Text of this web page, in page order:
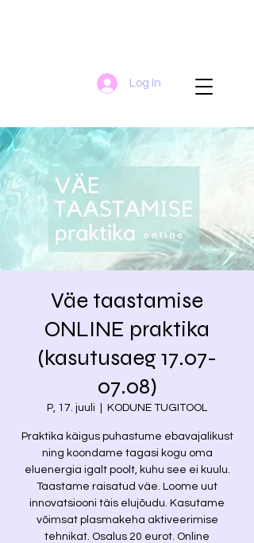
Log In
Väe taastamise
ONLINE praktika
(kasutusaeg 17.07-
07.08)
P, 17. juuli KODUNE TUGITOOL
Praktika käigus puhastume ebavajalikust
ning koondame tagasi kogu oma
eluenergia igalt poolt, kuhu see ei kuulu.
Taastame raisatud väe. Loome uut
innovatsiooni täis elujõudu. Kasutame
võimsat plasmakeha aktiveerimise
tehnikat. Osalus 20 eurot. Online